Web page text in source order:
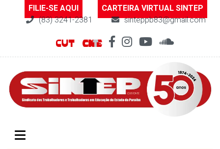
FILIE-SE AQUI
CARTEIRA VIRTUAL SINTEP
(83) 3241-2381
sinteppb83@gmail.com